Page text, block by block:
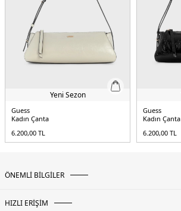
Yeni Sezon
Guess
Kadın Çanta
6.200,00 TL
Guess
Kadın Çanta
6.200,00 TL
ÖNEMLİ BİLGİLER
HIZLI ERİŞİM